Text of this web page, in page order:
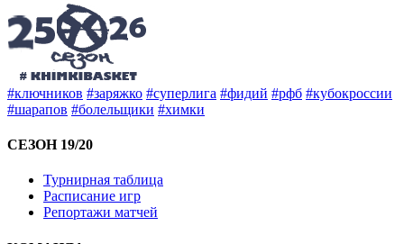
#ключников #заряжко #суперлига #фидий #рфб #кубокроссии
#шарапов #болельщики #химки
СЕЗОН 19/20
Турнирная таблица
Расписание игр
Репортажи матчей